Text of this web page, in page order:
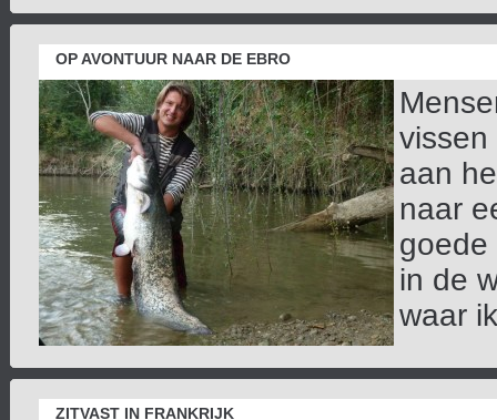
OP AVONTUUR NAAR DE EBRO
vissen
aan
naar
goede
in de
waar
ZITVAST IN FRANKRIJK